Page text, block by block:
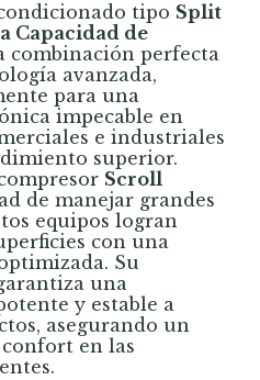
tipo Split
Capacidad de
combinación perfecta
avanzada,
para una
impecable en
e industriales
superior.
Scroll
de manejar grandes
equipos logran
con una
Su
una
y estable a
asegurando un
en las